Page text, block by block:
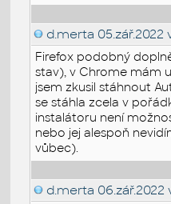
d.merta 05.zář.2022
Firefox podobný
stav), v Chrome mám
jsem zkusil stáhnout
se stáhla zcela v
instalátoru není
nebo jej alespoň
vůbec).
d.merta 06.zář.2022